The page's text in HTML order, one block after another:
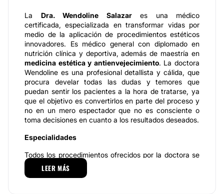
La Dra. Wendoline Salazares una médico
certificada, especializada en transformar vidas por
medio de la aplicación de procedimientos estéticos
innovadores. Es médico general con diplomado en
nutrición clínica y deportiva, además de maestría en
medicina estética y antienvejecimiento. La doctora
Wendoline es una profesional detallista y cálida, que
procura develar todas las dudas y temores que
puedan sentir los pacientes a la hora de tratarse, ya
que el objetivo es convertirlos en parte del proceso y
no en un mero espectador que no es consciente o
toma decisiones en cuanto a los resultados deseados.
Especialidades
Todos los procedimientos ofrecidos por la doctora se
caracterizan por:
Ser personalizados
las personas son iguales, para obtener resultados de
LEER MÁS